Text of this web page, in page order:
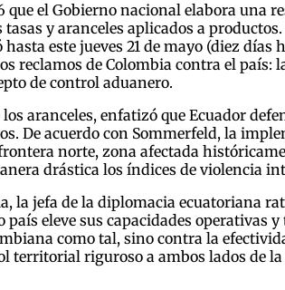
el Gobierno nacional elabora una
y aranceles aplicados a
este jueves 21 de mayo (diez días
reclamos de Colombia contra el país:
de control aduanero.
aranceles, enfatizó que Ecuador
De acuerdo con Sommerfeld, la
norte, zona afectada
drástica los índices de violencia
la jefa de la diplomacia ecuatoriana
eleve sus capacidades operativas
como tal, sino contra la
territorial riguroso a ambos lados de